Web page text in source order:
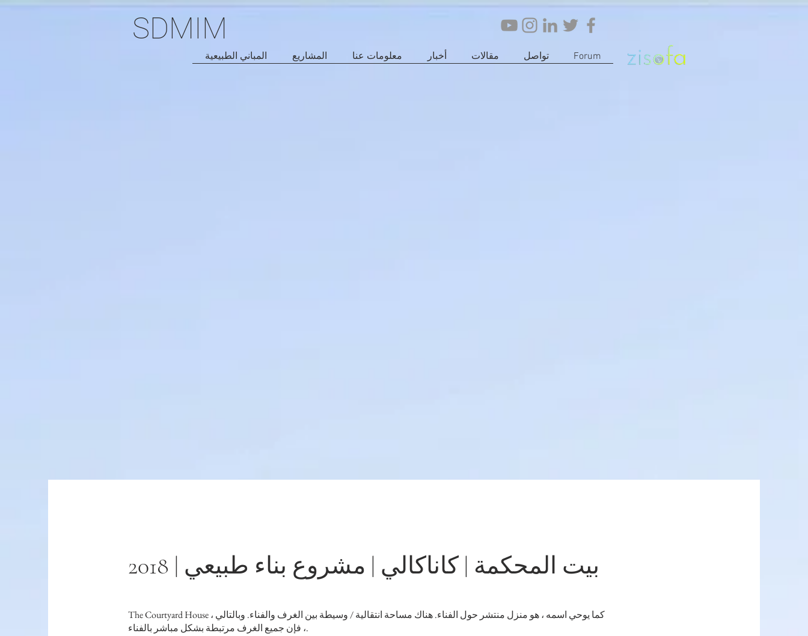
SDMIM
المباني الطبيعية المشاريع معلومات عنا أخبار مقالات تواصل Forum
بيت المحكمة | كاناكالي | مشروع بناء طبيعي | 2018
The Courtyard House ، كما يوحي اسمه ، هو منزل منتشر حول الفناء. هناك مساحة انتقالية / وسيطة بين الغرف والفناء. وبالتالي
، فإن جميع الغرف مرتبطة بشكل مباشر بالفناء.